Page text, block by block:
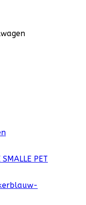
SMALLE PET